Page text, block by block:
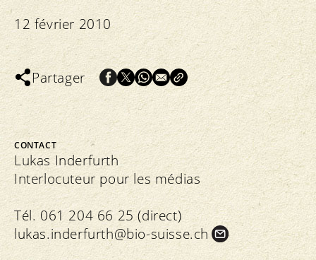
12 février 2010
Partager
CONTACT
Lukas Inderfurth
Interlocuteur pour les médias
Tél. 061 204 66 25 (direct)
lukas.inderfurth@bio-suisse.ch